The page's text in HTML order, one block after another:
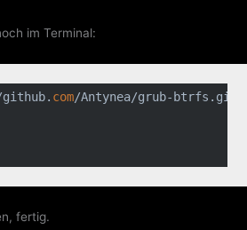
im Terminal:
com/Antynea/grub-btrfs.git
fertig.